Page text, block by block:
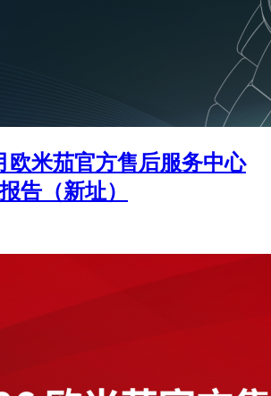
欧米茄官方售后服务中心
告（新址）